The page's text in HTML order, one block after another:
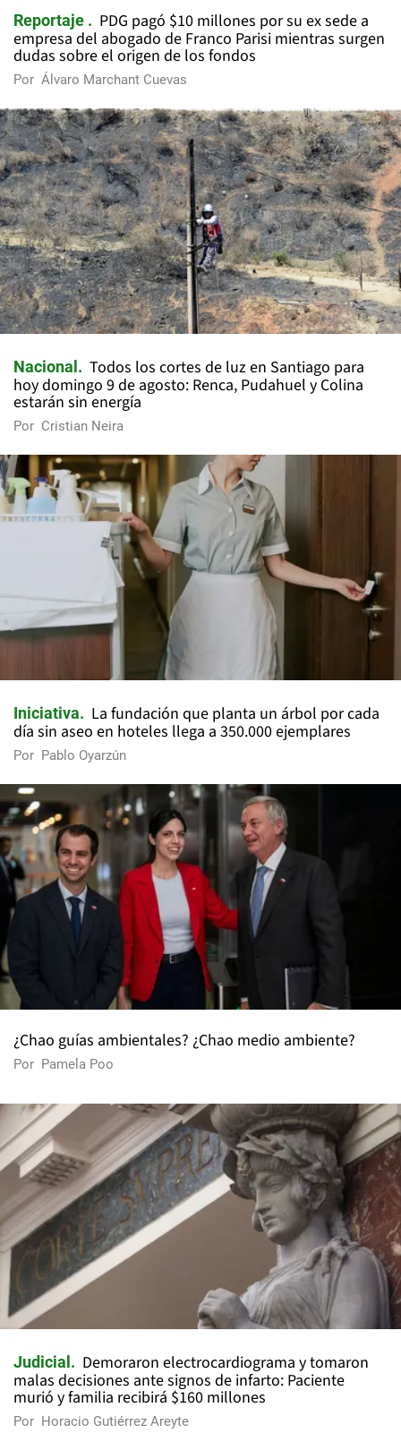
Reportaje
PDG pagó $10 millones por su ex sede a
empresa del abogado de Franco Parisi mientras surgen
dudas sobre el origen de los fondos
Por Álvaro Marchant Cuevas
Nacional
Todos los cortes de luz en Santiago para
hoy domingo 9 de agosto: Renca, Pudahuel y Colina
estarán sin energía
Por Cristian Neira
Iniciativa
La fundación que planta un árbol por cada
día sin aseo en hoteles llega a 350.000 ejemplares
Por Pablo Oyarzún
¿Chao guías ambientales? ¿Chao medio ambiente?
Por Pamela Poo
Judicial
Demoraron electrocardiograma y tomaron
malas decisiones ante signos de infarto: Paciente
murió y familia recibirá $160 millones
Por Horacio Gutiérrez Areyte